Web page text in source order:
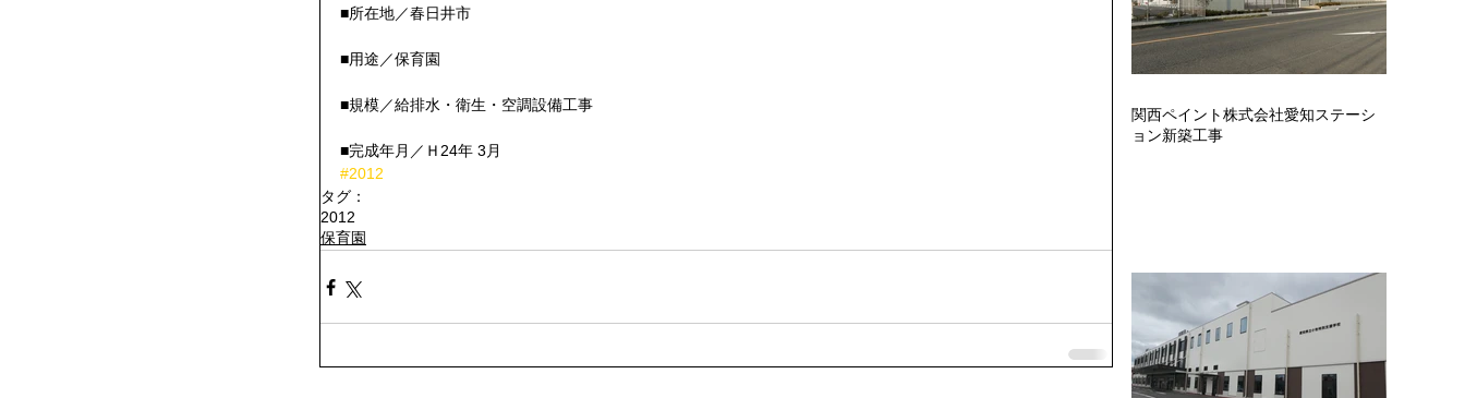
■所在地／春日井市
■用途／保育園
■規模／給排水・衛生・空調設備工事
■完成年月／Ｈ24年 3月
#2012
タグ：
2012
保育園
関西ペイント株式会社愛知ステーシ
ョン新築工事